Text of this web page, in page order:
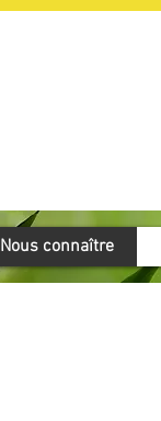
Nous connaître